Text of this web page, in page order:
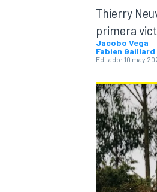
WEC
Thierry
primera
Jacobo Vega
Fabien Gaillard
Editado: 10 may